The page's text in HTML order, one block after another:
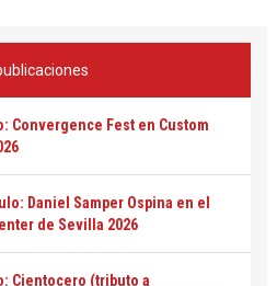
Convergence Fest en Custom
Daniel Samper Ospina en el
de Sevilla 2026
Cientocero (tributo a